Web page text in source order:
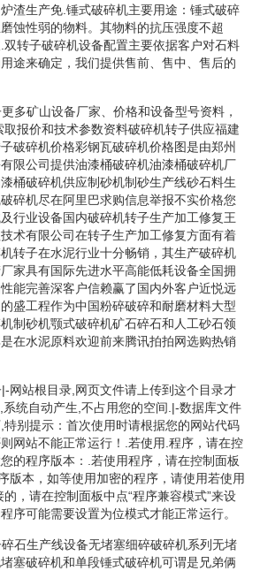
渣生产免.锤式破碎机主要用途：锤式破碎
蚀性弱的物料。其物料的抗压强度不超
转子破碎机设备配置主要依据客户对石料
途来确定，我们提供售前、售中、售后的
多矿山设备厂家、价格和设备型号资料，
报价和技术参数资料破碎机转子供应福建
破碎机价格彩钢瓦破碎机价格图是由郑州
限公司提供油漆桶破碎机油漆桶破碎机厂
桶破碎机供应制砂机制砂生产线砂石料生
碎机尽在阿里巴求购信息举报不实价格您
行业设备国内破碎机转子生产加工修复王
术有限公司在转子生产加工修复方面有着
转子在水泥行业十分畅销，其生产破碎机
家具有国际先进水平高能低耗设备全国拥
能完善深客户信赖赢了国内外客户近悦远
盛工程作为中国粉碎破碎和耐磨材料大型
制砂机颚式破碎机矿石碎石和人工砂石领
在水泥原料欢迎前来腾讯拍拍网选购热销
网站根目录,网页文件请上传到这个目录才
统自动产生,不占用您的空间.|-数据库文件
别提示：首次使用时请根据您的网站代码
网站不能正常运行！.若使用.程序，请在控
的程序版本：.若使用程序，请在控制面板
版本，如等使用加密的程序，请使用若使用
，请在控制面板中点“程序兼容模式”来设
序可能需要设置为位模式才能正常运行。
石生产线设备无堵塞细碎破碎机系列无堵
塞破碎机和单段锤式破碎机可谓是兄弟俩